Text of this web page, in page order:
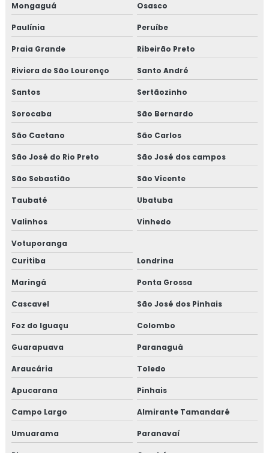
Mongaguá Osasco
Paulínia Peruíbe
Praia Grande Ribeirão Preto
Riviera de São Lourenço Santo André
Santos Sertãozinho
Sorocaba São Bernardo
São Caetano São Carlos
São José do Rio Preto São José dos campos
São Sebastião São Vicente
Taubaté Ubatuba
Valinhos Vinhedo
Votuporanga
Curitiba
Londrina
Maringá Ponta Grossa
Cascavel São José dos Pinhais
Foz do Iguaçu Colombo
Guarapuava Paranaguá
Araucária Toledo
Apucarana Pinhais
Campo Largo Almirante Tamandaré
Umuarama Paranavaí